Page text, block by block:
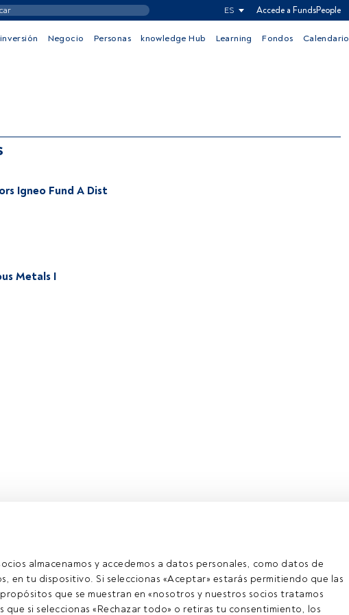
almacenamos y accedemos a datos personales, como datos de
en tu dispositivo. Si seleccionas «Aceptar» estarás permitiendo que las
que se muestran en «nosotros y nuestros socios tratamos
si seleccionas «Rechazar todo» o retiras tu consentimiento, los
ES Accede a FundsPeople
Negocio Personas knowledge Hub Learning Fondos Calendario
Igneo Fund A Dist
Metals I